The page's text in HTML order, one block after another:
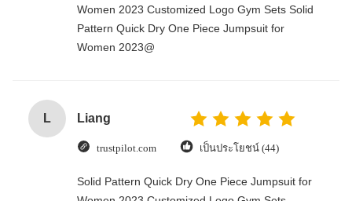
Women 2023 Customized Logo Gym Sets Solid
Pattern Quick Dry One Piece Jumpsuit for
Women 2023@
L Liang
trustpilot.com เป็นประโยชน์ (44)
Solid Pattern Quick Dry One Piece Jumpsuit for